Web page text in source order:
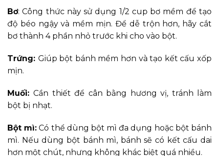
Bơ: Công thức này sử dụng 1/2 cup bơ mềm để tạo
độ béo ngậy và mềm mịn. Để dễ trộn hơn, hãy cắt
bơ thành 4 phần nhỏ trước khi cho vào bột.
Trứng: Giúp bột bánh mềm hơn và tạo kết cấu xốp
mịn.
Muối:Cần thiết để cân bằng hương vị, tránh làm
bột bị nhạt.
Bột mì: Có thể dùng bột mì đa dụng hoặc bột bánh
mì. Nếu dùng bột bánh mì, bánh sẽ có kết cấu dai
hơn một chút, nhưng không khác biệt quá nhiều.